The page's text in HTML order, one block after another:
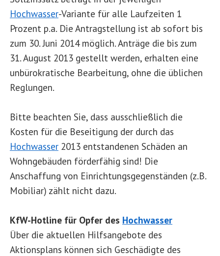
Hochwasser-Variante für alle Laufzeiten 1
Prozent p.a. Die Antragstellung ist ab sofort bis
zum 30. Juni 2014 möglich. Anträge die bis zum
31. August 2013 gestellt werden, erhalten eine
unbürokratische Bearbeitung, ohne die üblichen
Reglungen.
Bitte beachten Sie, dass ausschließlich die
Kosten für die Beseitigung der durch das
Hochwasser 2013 entstandenen Schäden an
Wohngebäuden förderfähig sind! Die
Anschaffung von Einrichtungsgegenständen (z.B.
Mobiliar) zählt nicht dazu.
KfW-Hotline für Opfer des Hochwasser
Über die aktuellen Hilfsangebote des
Aktionsplans können sich Geschädigte des